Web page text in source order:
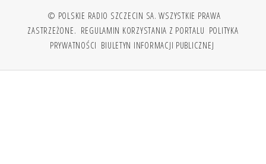
© POLSKIE RADIO SZCZECIN SA. WSZYSTKIE PRAWA
ZASTRZEŻONE. REGULAMIN KORZYSTANIA Z PORTALU POLITYKA
PRYWATNOŚCI BIULETYN INFORMACJI PUBLICZNEJ